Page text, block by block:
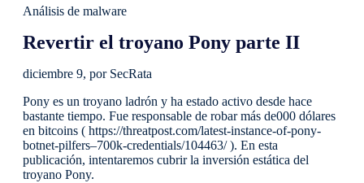
Análisis de malware
Revertir el troyano Pony parte II
diciembre 9, por SecRata
Pony es un troyano ladrón y ha estado activo desde hace
bastante tiempo. Fue responsable de robar más de000 dólares
en bitcoins ( https://threatpost.com/latest-instance-of-pony-
botnet-pilfers–700k-credentials/104463/ ). En esta
publicación, intentaremos cubrir la inversión estática del
troyano Pony.